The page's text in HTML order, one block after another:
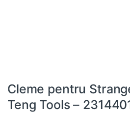
Cleme pentru
Teng Tools –